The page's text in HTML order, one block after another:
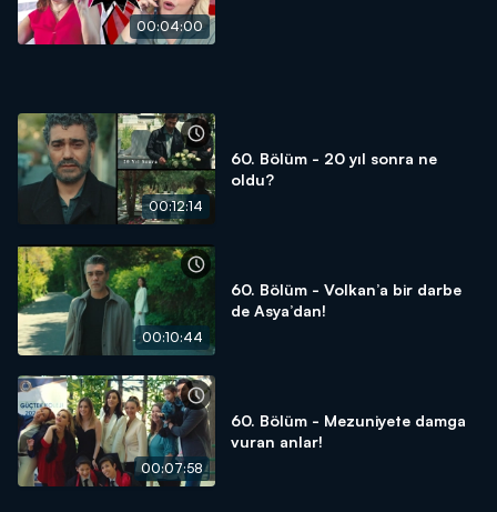
00:04:00
00:12:14
60. Bölüm - 20 yıl sonra ne
oldu?
00:10:44
60. Bölüm - Volkan’a bir darbe
de Asya’dan!
00:07:58
60. Bölüm - Mezuniyete damga
vuran anlar!